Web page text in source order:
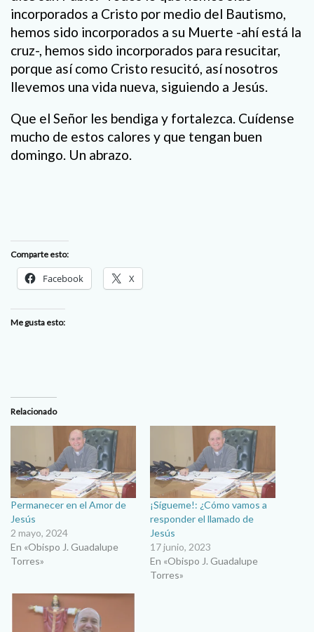
incorporados a Cristo por medio del Bautismo,
hemos sido incorporados a su Muerte -ahí está la
cruz-, hemos sido incorporados para resucitar,
porque así como Cristo resucitó, así nosotros
llevemos una vida nueva, siguiendo a Jesús.
Que el Señor les bendiga y fortalezca. Cuídense
mucho de estos calores y que tengan buen
domingo. Un abrazo.
Comparte esto:
Facebook X
Me gusta esto:
Relacionado
Permanecer en el Amor de
Jesús
2 mayo, 2024
En «Obispo J. Guadalupe
Torres»
¡Sígueme!: ¿Cómo vamos a
responder el llamado de
Jesús
17 junio, 2023
En «Obispo J. Guadalupe
Torres»